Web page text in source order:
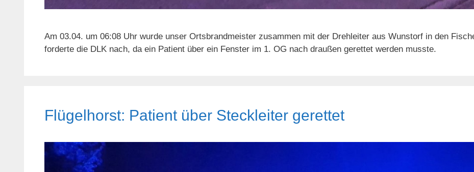
Am 03.04. um 06:08 Uhr wurde unser Ortsbrandmeister zusammen mit der Drehleiter aus Wunstorf in den
forderte die DLK nach, da ein Patient über ein Fenster im 1. OG nach draußen gerettet werden musste.
Flügelhorst: Patient über Steckleiter gerettet